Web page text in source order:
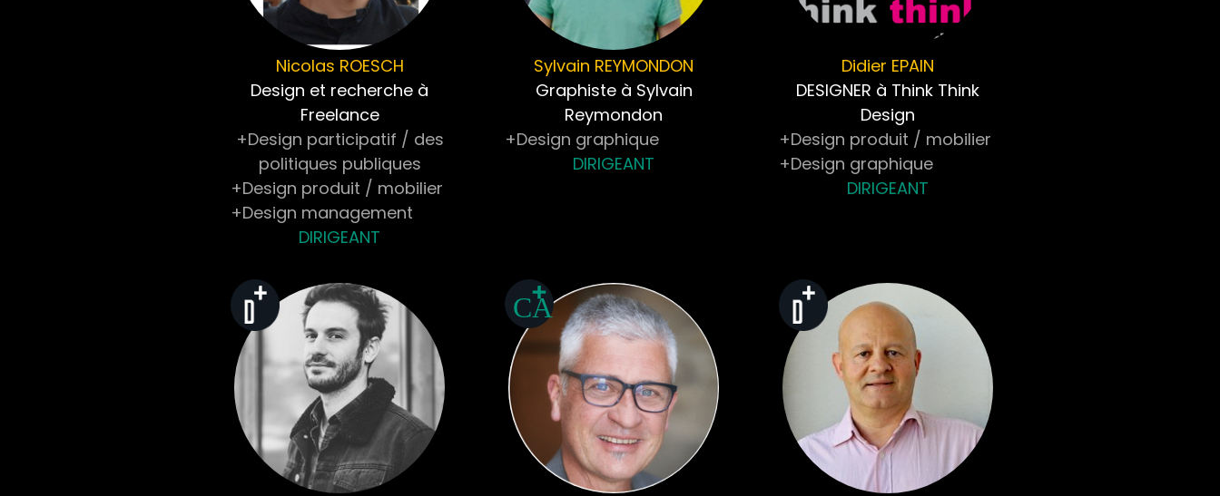
Nicolas ROESCH
Design et recherche à
Freelance
+Design participatif / des
politiques publiques
+Design produit / mobilier
+Design management
DIRIGEANT
Sylvain REYMONDON
Graphiste à Sylvain
Reymondon
+Design graphique
DIRIGEANT
Didier EPAIN
DESIGNER à Think Think
Design
+Design produit / mobilier
+Design graphique
DIRIGEANT